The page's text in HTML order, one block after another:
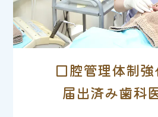
口腔管理体制
届出済み歯科